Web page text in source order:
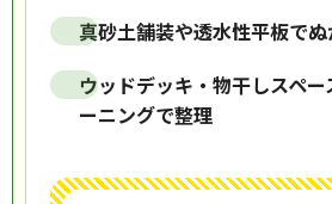
真砂土舗装や透水性平板で
ウッドデッキ・物干しスペ
ーニングで整理